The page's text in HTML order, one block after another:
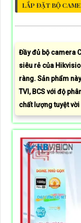
LẮP ĐẶT BỘ
Đầy đủ bộ camera
siêu rẻ của
ràng. Sản phẩm
TVI, BCS với độ
chất lượng tuyệt vời